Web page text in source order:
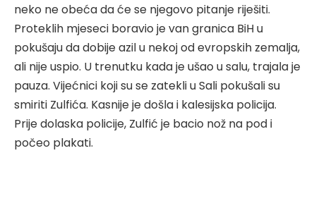
neko ne obeća da će se njegovo pitanje riješiti.
Proteklih mjeseci boravio je van granica BiH u
pokušaju da dobije azil u nekoj od evropskih zemalja,
ali nije uspio. U trenutku kada je ušao u salu, trajala je
pauza. Vijećnici koji su se zatekli u Sali pokušali su
smiriti Zulfića. Kasnije je došla i kalesijska policija.
Prije dolaska policije, Zulfić je bacio nož na pod i
počeo plakati.